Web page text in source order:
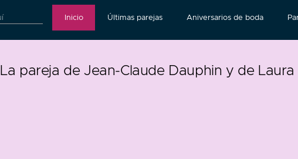
Inicio Últimas parejas Aniversarios de boda
La pareja de Jean-Claude Dauphin y de